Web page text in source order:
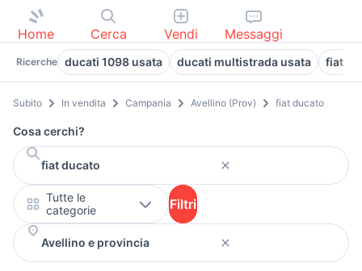
Home Cerca Vendi Messaggi
Ricerche ducati 1098 usata ducati multistrada usata fiat
Subito In vendita Campania Avellino (Prov) fiat ducato
Cosa cerchi?
Tutte le
categorie
Filtri